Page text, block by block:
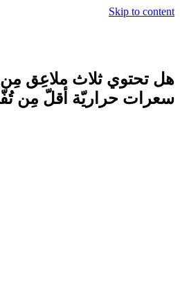
ملاعِق مِن السُكّر على
أقلّ مِن تُفّاحة؟